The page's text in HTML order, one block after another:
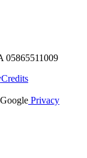
05865511009
Credits
Privacy